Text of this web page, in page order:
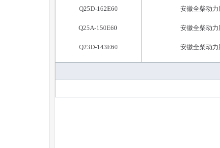
Q25D-162E60
Q25A-150E60
Q23D-143E60
安徽全柴动
安徽全柴动
安徽全柴动